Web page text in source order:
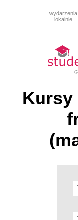
wydarzenia
lokalnie
Kursy